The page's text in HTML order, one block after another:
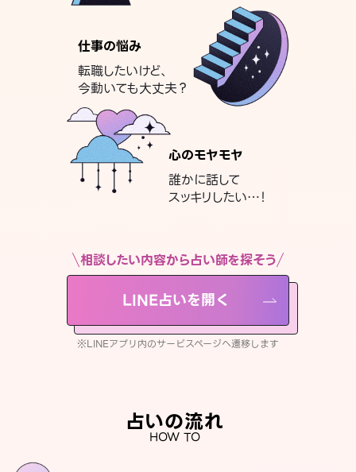
仕事の悩み
転職したいけど、
今動いても大丈夫？
心のモヤモヤ
誰かに話して
スッキリしたい…！
相談したい内容から占い師を探そう
LINE占いを開く
※LINEアプリ内のサービスページへ遷移します
占いの流れ
HOW TO